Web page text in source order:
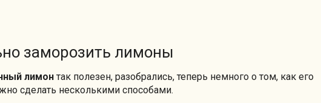
заморозить лимоны
лимон так полезен, разобрались, теперь немного о том, как его
сделать несколькими способами.